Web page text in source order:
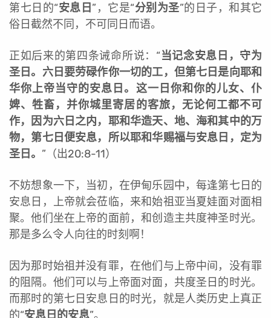
第七日的“安息日 ”，它是“分别为圣”的日子，和其它
俗日截然不同，不可同日而语。
正如后来的第四条诫命所说：“当记念安息日，守为
圣日。六日要劳碌作你一切的工，但第七日是向耶和
华你上帝当守的安息日。这一日你和你的儿女、仆
婢、牲畜，并你城里寄居的客旅，无论何工都不可
作，因为六日之内，耶和华造天、地、海和其中的万
物，第七日便安息，所以耶和华赐福与安息日，定为
圣日。 ”（出20:8-11）
不妨想象一下，当初，在伊甸乐园中，每逢第七日的
安息日，上帝就会莅临，来和始祖亚当夏娃面对面相
聚。他们坐在上帝的面前，和创造主共度神圣时光。
那是多么令人向往的时刻啊！
因为那时始祖并没有罪，在他们与上帝中间，没有罪
的阻隔。他们可以与上帝面对面，共度圣日的时光。
而那时的第七日安息日的时光，就是人类历史上真正
的“安息日的安息”。